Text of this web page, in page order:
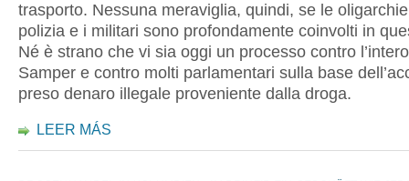
trasporto. Nessuna meraviglia, quindi, se le
polizia e i militari sono profondamente coinvolti in
Né è strano che vi sia oggi un processo contro
Samper e contro molti parlamentari sulla base
preso denaro illegale proveniente dalla droga.
LEER MÁS